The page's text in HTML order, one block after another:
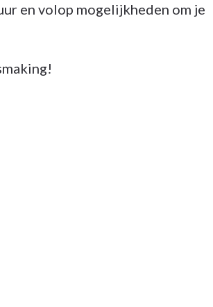
en volop mogelijkheden om je